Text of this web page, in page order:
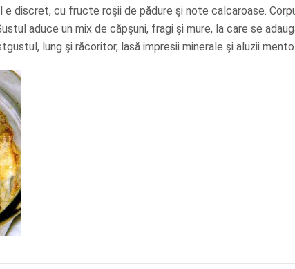
e discret, cu fructe roşii de pădure şi note calcaroase.
aduce un mix de căpşuni, fragi şi mure, la care se
lung şi răcoritor, lasă impresii minerale şi aluzii